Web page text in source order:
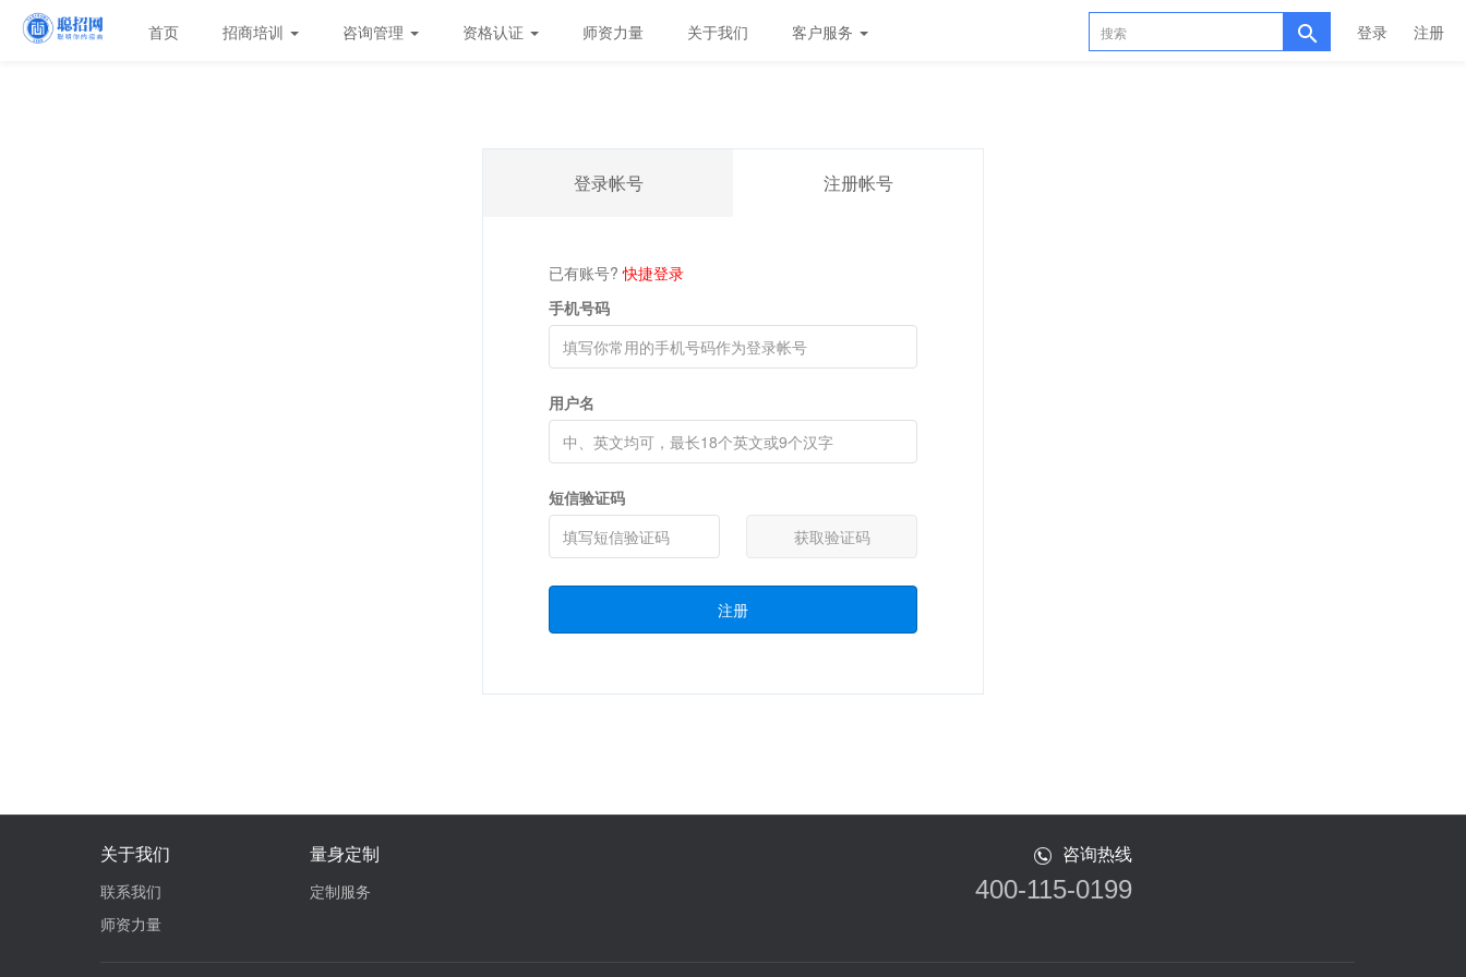
首页 招商培训 咨询管理 资格认证 师资力量 关于我们 客户服务 登录 注册
登录帐号 注册帐号
已有账号?快捷登录
手机号码
用户名
短信验证码
获取验证码
注册
关于我们
联系我们
师资力量
量身定制
定制服务
咨询热线
400-115-0199